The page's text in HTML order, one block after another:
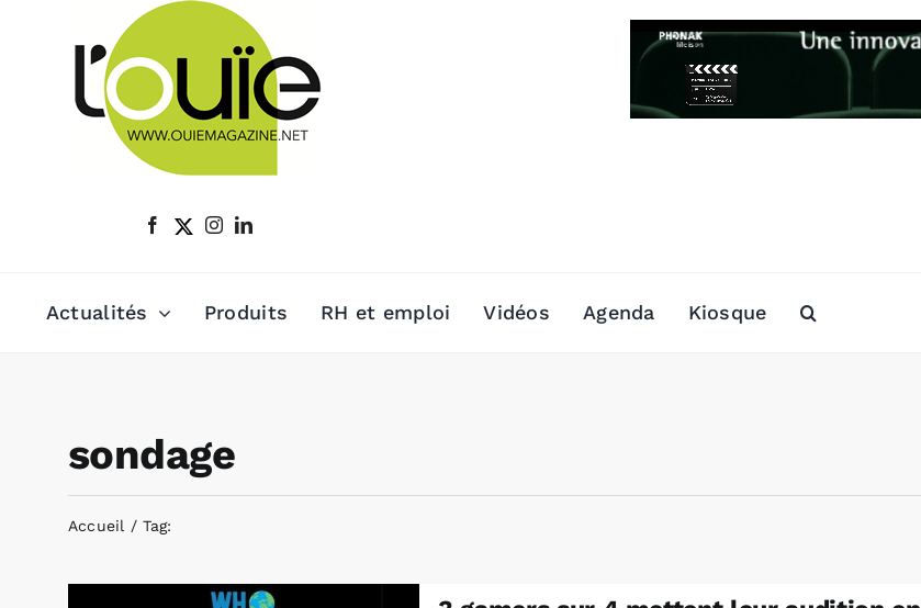
Actualités Produits RH et emploi Vidéos Agenda Kiosque
sondage
Accueil Tag: